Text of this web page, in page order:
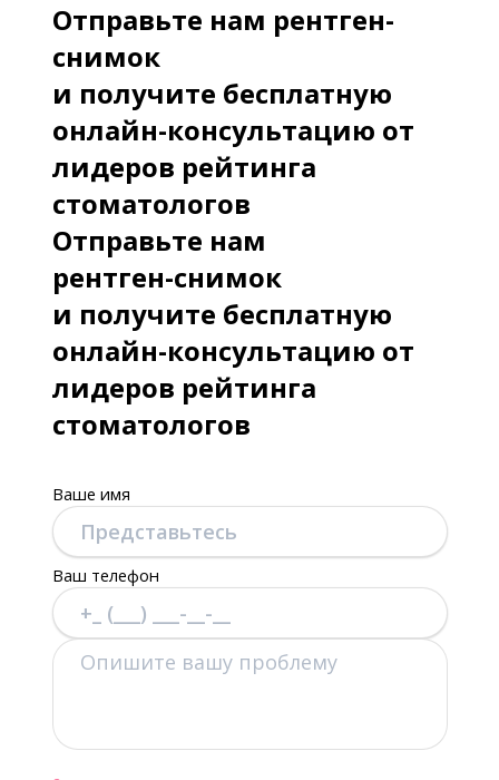
Отправьте нам рентген-
снимок
и получите бесплатную
онлайн-консультацию от
лидеров рейтинга
стоматологов
Отправьте нам
рентген-снимок
и получите бесплатную
онлайн-консультацию от
лидеров рейтинга
стоматологов
Ваше имя
Ваш телефон